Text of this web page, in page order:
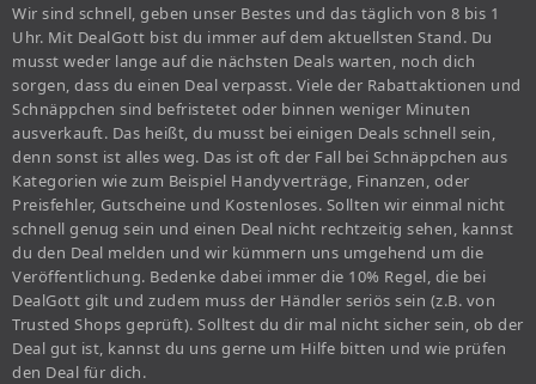
Wir sind schnell, geben unser Bestes und das täglich von 8 bis 1
Uhr. Mit DealGott bist du immer auf dem aktuellsten Stand. Du
musst weder lange auf die nächsten Deals warten, noch dich
sorgen, dass du einen Deal verpasst. Viele der Rabattaktionen und
Schnäppchen sind befristetet oder binnen weniger Minuten
ausverkauft. Das heißt, du musst bei einigen Deals schnell sein,
denn sonst ist alles weg. Das ist oft der Fall bei Schnäppchen aus
Kategorien wie zum Beispiel Handyverträge, Finanzen, oder
Preisfehler, Gutscheine und Kostenloses. Sollten wir einmal nicht
schnell genug sein und einen Deal nicht rechtzeitig sehen, kannst
du den Deal melden und wir kümmern uns umgehend um die
Veröffentlichung. Bedenke dabei immer die 10% Regel, die bei
DealGott gilt und zudem muss der Händler seriös sein (z.B. von
Trusted Shops geprüft). Solltest du dir mal nicht sicher sein, ob der
Deal gut ist, kannst du uns gerne um Hilfe bitten und wie prüfen
den Deal für dich.